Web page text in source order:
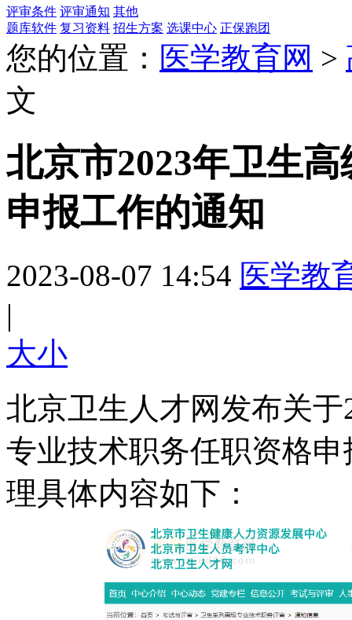
评审条件 评审通知 其他
题库软件 复习资料 招生方案 选课中心 正保跑团
您的位置： 医学教育网 >
文
北京市2023年卫生
申报工作的通知
2023-08-07 14:54 医学教
|
大小
北京卫生人才网发布关
专业技术职务任职资格
理具体内容如下：